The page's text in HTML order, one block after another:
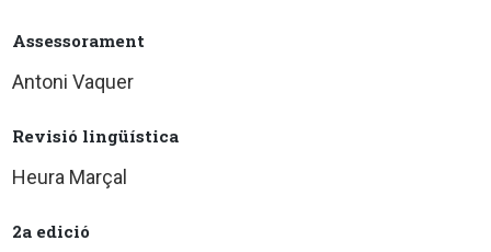
Assessorament
Antoni Vaquer
Revisió lingüística
Heura Marçal
2a edició